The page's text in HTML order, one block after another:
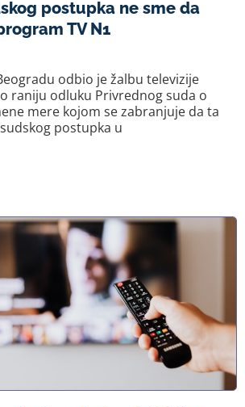
postupka ne sme da
TV N1
odbio je žalbu televizije
raniju odluku Privrednog suda o
mere kojom se zabranjuje da ta
postupka u